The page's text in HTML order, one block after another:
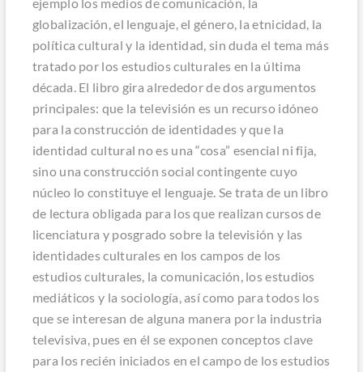
globalización, el lenguaje, el género, la etnicidad, la
política cultural y la identidad, sin duda el tema más
tratado por los estudios culturales en la última
década. El libro gira alrededor de dos argumentos
principales: que la televisión es un recurso idóneo
para la construcción de identidades y que la
identidad cultural no es una “cosa” esencial ni fija,
sino una construcción social contingente cuyo
núcleo lo constituye el lenguaje. Se trata de un libro
de lectura obligada para los que realizan cursos de
licenciatura y posgrado sobre la televisión y las
identidades culturales en los campos de los
estudios culturales, la comunicación, los estudios
mediáticos y la sociología, así como para todos los
que se interesan de alguna manera por la industria
televisiva, pues en él se exponen conceptos clave
para los recién iniciados en el campo de los estudios